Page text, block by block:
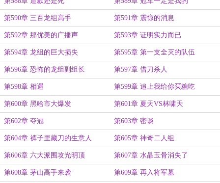
第590章 三百龙组高手 第591章 震惊的消息
第592章 那优美的广播声 第593章 证明实力而已
第594章 龙组的巨大损失 第595章 第一支全灭的队伍
第596章 恐怖的龙组副组长 第597章 借刀杀人
第598章 相遇 第599章 追上我给你买糖吃
第600章 黑哈市大爆发 第601章 夏天VS林啸天
第602章 夺冠 第603章 密谈
第604章 裤子里藏刀的生意人 第605章 神奇二人组
第606章 六大派围攻光明顶 第607章 水晶玉骨消失了
第608章 茅山高手来袭 第609章 再入将军墓